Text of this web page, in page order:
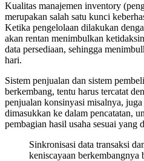
Kualitas manajemen inventory
merupakan salah satu kunci
Ketika pengelolaan dilakukan
akan rentan menimbulkan
data persediaan, sehingga
hari.
Sistem penjualan dan sistem
berkembang, tentu harus tercatat
penjualan konsinyasi misalnya,
dimasukkan ke dalam pencatatan,
pembagian hasil usaha sesuai yang
Sinkronisasi data transaksi
keniscayaan